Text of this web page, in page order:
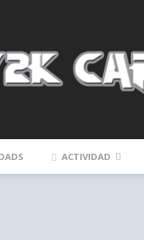
ACTIVIDAD